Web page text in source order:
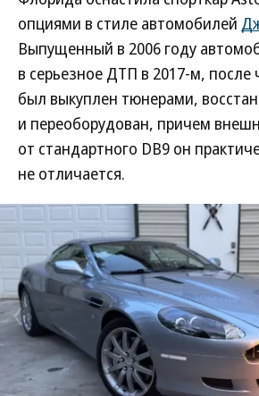
опциями в стиле автомобилей
Выпущенный в 2006 году
в серьезное ДТП в 2017-м, после
был выкуплен тюнерами,
и переоборудован, причем
от стандартного DB9 он
не отличается.